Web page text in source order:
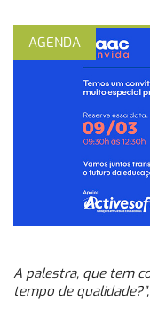
AGENDA
A palestra, que tem
tempo de